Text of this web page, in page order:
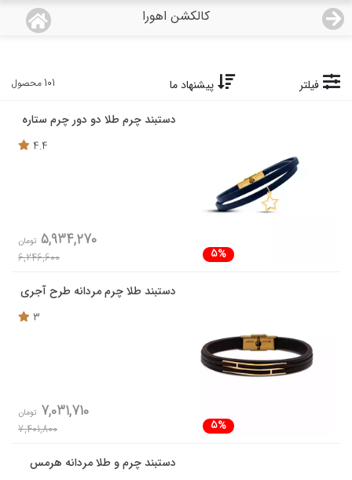
کالکشن اهورا
منو
صفحه اصلی
نمایندگی ها
فیلتر پیشنهاد ما 101 محصول
دستبند چرم طلا دو دور چرم ستاره
4.4
5%
5,934,270 تومان
6,246,600
دستبند طلا چرم مردانه طرح آجری
3
5%
7,031,710 تومان
7,401,800
دستبند چرم و طلا مردانه هرمس